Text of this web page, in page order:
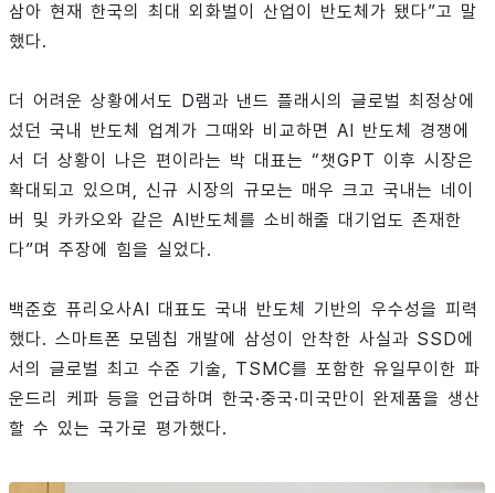
삼아 현재 한국의 최대 외화벌이 산업이 반도체가 됐다”고 말
했다.
더 어려운 상황에서도 D램과 낸드 플래시의 글로벌 최정상에
섰던 국내 반도체 업계가 그때와 비교하면 AI 반도체 경쟁에
서 더 상황이 나은 편이라는 박 대표는 “챗GPT 이후 시장은
확대되고 있으며, 신규 시장의 규모는 매우 크고 국내는 네이
버 및 카카오와 같은 AI반도체를 소비해줄 대기업도 존재한
다”며 주장에 힘을 실었다.
백준호 퓨리오사AI 대표도 국내 반도체 기반의 우수성을 피력
했다. 스마트폰 모뎀칩 개발에 삼성이 안착한 사실과 SSD에
서의 글로벌 최고 수준 기술, TSMC를 포함한 유일무이한 파
운드리 케파 등을 언급하며 한국·중국·미국만이 완제품을 생산
할 수 있는 국가로 평가했다.